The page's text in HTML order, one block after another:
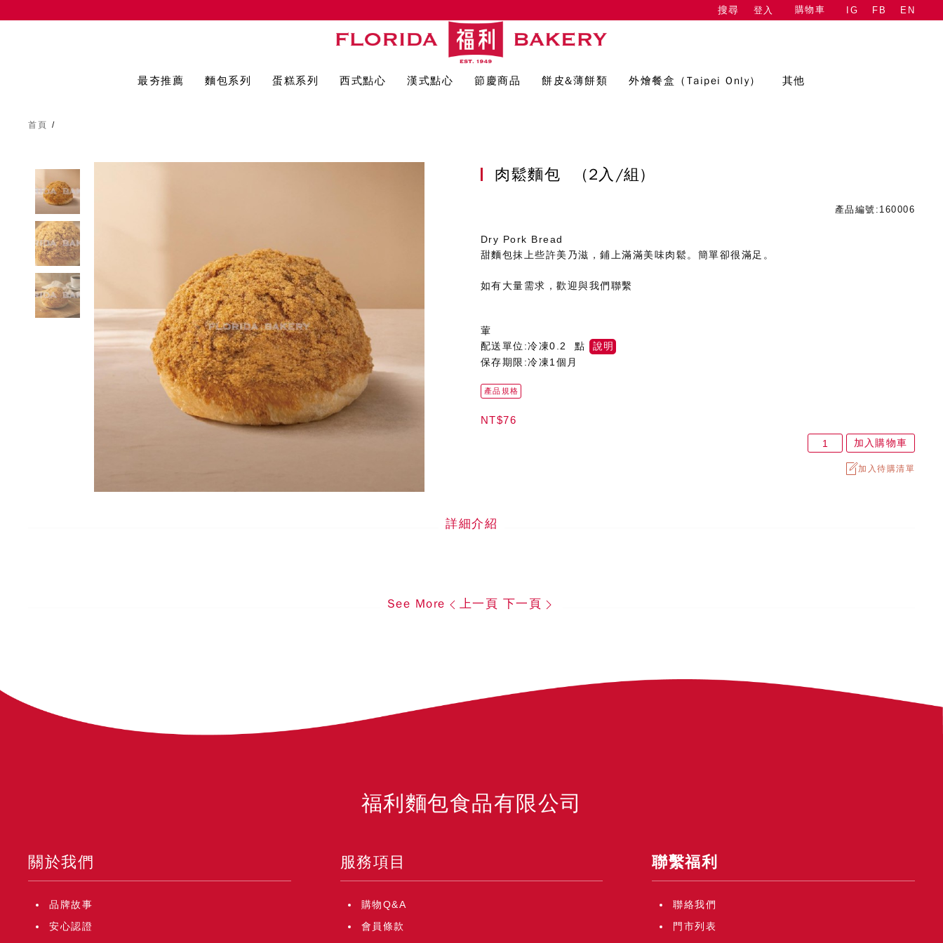
搜尋 登入 購物車 IG FB EN
最夯推薦 麵包系列 蛋糕系列 西式點心 漢式點心 節慶商品 餅皮&薄餅類 外燴餐盒（Taipei Only） 其他
首頁 /
肉鬆麵包 (2入/組)
產品編號:160006
Dry Pork Bread
甜麵包抹上些許美乃滋，鋪上滿滿美味肉鬆。簡單卻很滿足。
如有大量需求，歡迎與我們聯繫
葷
配送單位:冷凍0.2 點
說明
保存期限:冷凍1個月
產品規格
NT$76
加入購物車
加入待購清單
詳細介紹
See More 上一頁 下一頁
福利麵包食品有限公司
關於我們
品牌故事
安心認證
服務項目
購物Q&A
會員條款
聯繫福利
聯絡我們
門市列表